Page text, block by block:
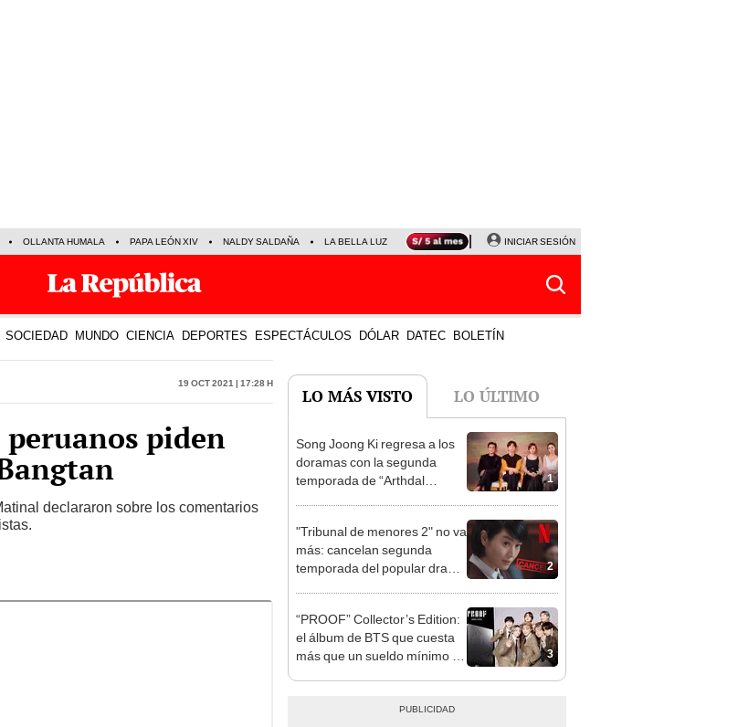
OLLANTA HUMALA PAPA LEÓN XIV NALDY SALDAÑA LA BELLA LUZ MAGALY MEDINA SINUANO RESULTADOS HOY
INICIAR SESIÓN
SOCIEDAD MUNDO CIENCIA DEPORTES ESPECTÁCULOS DÓLAR DATEC BOLETÍN
19 Oct 2021 | 17:28 h
piden
declararon sobre los comentarios
LO MÁS VISTO LO ÚLTIMO
1
Song Joong Ki regresa a los
doramas con la segunda
temporada de “Arthdal
2
"Tribunal de menores 2" no va
más: cancelan segunda
temporada del popular drama
3
“PROOF” Collector’s Edition:
el álbum de BTS que cuesta
más que un sueldo mínimo en